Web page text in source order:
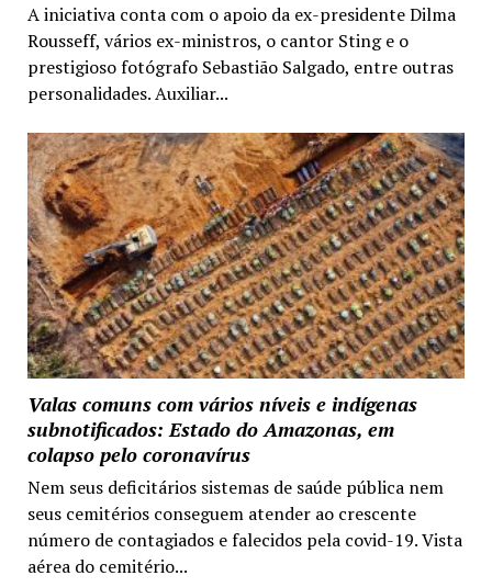
A iniciativa conta com o apoio da ex-presidente Dilma
Rousseff, vários ex-ministros, o cantor Sting e o
prestigioso fotógrafo Sebastião Salgado, entre outras
personalidades. Auxiliar...
Valas comuns com vários níveis e indígenas
subnotificados: Estado do Amazonas, em
colapso pelo coronavírus
Nem seus deficitários sistemas de saúde pública nem
seus cemitérios conseguem atender ao crescente
número de contagiados e falecidos pela covid-19. Vista
aérea do cemitério...